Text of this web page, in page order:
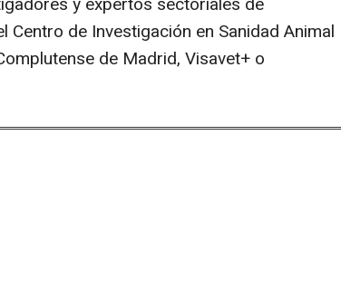
de Investigación en Sanidad Animal
de Madrid, Visavet+ o